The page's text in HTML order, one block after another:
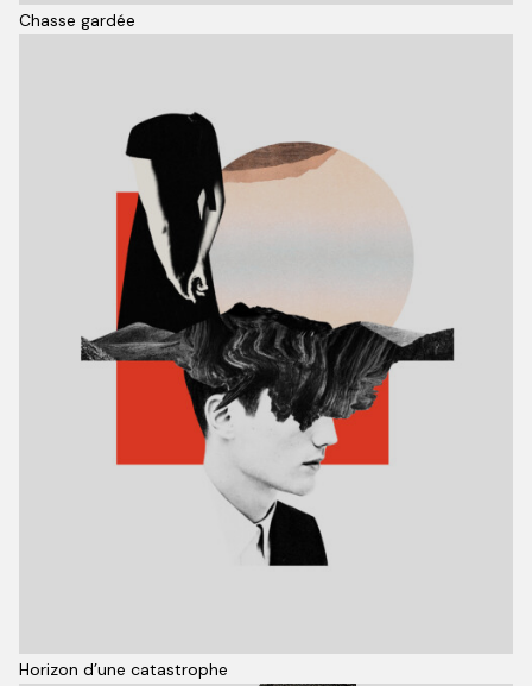
Chasse gardée
Horizon d’une catastrophe